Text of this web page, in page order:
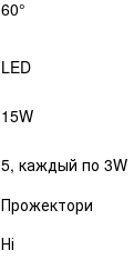
60°
LED
15W
5, каждый по 3W
Прожектори
Ні